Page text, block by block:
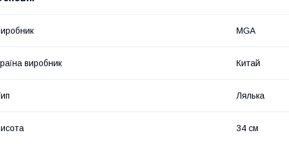
MGA
виробник Китай
Лялька
34 см